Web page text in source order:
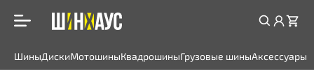
ШиныДискиМотошиныКвадрошиныГрузовые шиныАксессуары